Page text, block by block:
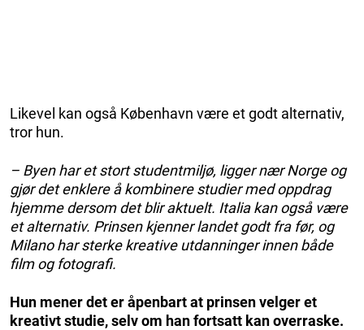
Likevel kan også København være et godt alternativ,
tror hun.
– Byen har et stort studentmiljø, ligger nær Norge og
gjør det enklere å kombinere studier med oppdrag
hjemme dersom det blir aktuelt. Italia kan også være
et alternativ. Prinsen kjenner landet godt fra før, og
Milano har sterke kreative utdanninger innen både
film og fotografi.
Hun mener det er åpenbart at prinsen velger et
kreativt studie, selv om han fortsatt kan overraske.